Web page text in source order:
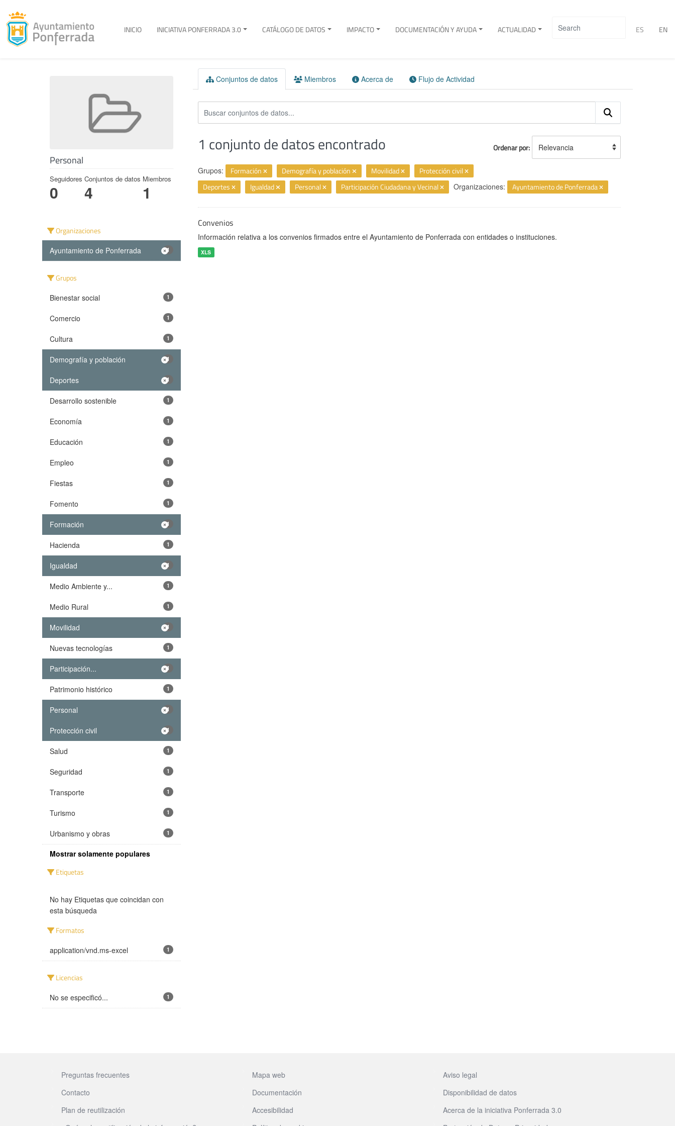
ES EN
INICIO INICIATIVA PONFERRADA 3.0 CATÁLOGO DE DATOS IMPACTO DOCUMENTACIÓN Y AYUDA ACTUALIDAD
Personal
Seguidores
0
Conjuntos de datos
4
Miembros
1
Organizaciones
Ayuntamiento de Ponferrada 1
Grupos
Bienestar social 1
Comercio 1
Cultura 1
Demografía y población 1
Deportes 1
Desarrollo sostenible 1
Economía 1
Educación 1
Empleo 1
Fiestas 1
Fomento 1
Formación 1
Hacienda 1
Igualdad 1
Medio Ambiente y... 1
Medio Rural 1
Movilidad 1
Nuevas tecnologías 1
Participación... 1
Patrimonio histórico 1
Personal 1
Protección civil 1
Salud 1
Seguridad 1
Transporte 1
Turismo 1
Urbanismo y obras 1
Mostrar solamente populares
Etiquetas
No hay Etiquetas que coincidan con
esta búsqueda
Formatos
application/vnd.ms-excel 1
Licencias
No se especificó... 1
Conjuntos de datos Miembros Acerca de Flujo de Actividad
Ordenar por
1 conjunto de datos encontrado
Grupos: Formación Demografía y población Movilidad
Protección civil
Deportes
Igualdad Personal Participación Ciudadana y Vecinal Organizaciones: Ayuntamiento de Ponferrada
Convenios
Información relativa a los convenios firmados entre el Ayuntamiento de Ponferrada con entidades o instituciones.
XLS
Preguntas frecuentes Mapa web
Aviso legal
Contacto
Documentación
Disponibilidad de datos
Plan de reutilización
Accesibilidad
Acerca de la iniciativa Ponferrada 3.0